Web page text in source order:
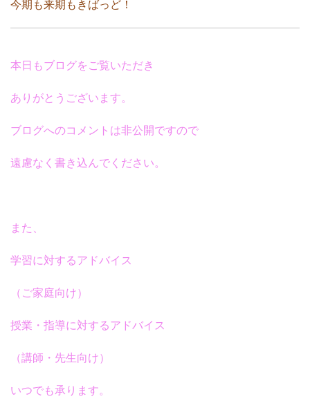
今期も来期もきばっど！
本日もブログをご覧いただき
ありがとうございます。
ブログへのコメントは非公開ですので
遠慮なく書き込んでください。
また、
学習に対するアドバイス
（ご家庭向け）
授業・指導に対するアドバイス
（講師・先生向け）
いつでも承ります。